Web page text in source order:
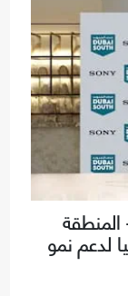
لدعم نمو